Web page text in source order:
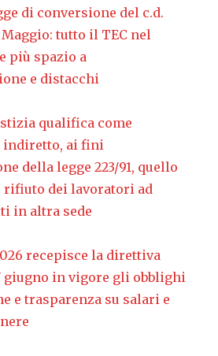
di conversione del c.d.
tutto il TEC nel
più spazio a
e distacchi
qualifica come
indiretto, ai fini
della legge 223/91, quello
dei lavoratori ad
in altra sede
recepisce la direttiva
giugno in vigore gli obblighi
e trasparenza su salari e